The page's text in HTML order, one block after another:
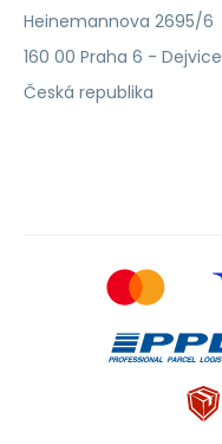
Heinemannova 2695/6
160 00 Praha 6 - Dejvice
Česká republika